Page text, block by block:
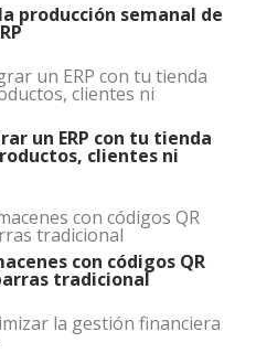
producción semanal de
un ERP con tu tienda
clientes ni
con códigos QR
tradicional